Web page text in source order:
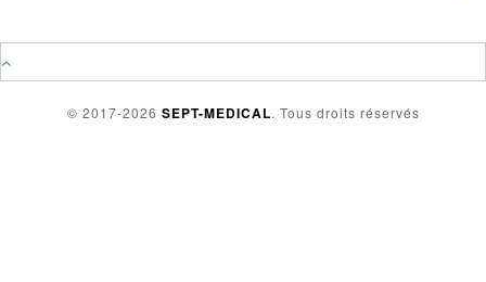
© 2017-2026 SEPT-MEDICAL. Tous droits réservés